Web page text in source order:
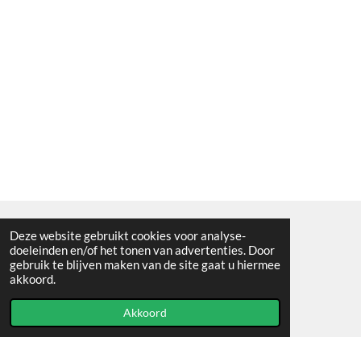
Deze website gebruikt cookies voor analyse-
doeleinden en/of het tonen van advertenties. Door
gebruik te blijven maken van de site gaat u hiermee
akkoord.
Akkoord
Algemene voorwaarden
© 2021 - RC en mineralenshop Het vlinderpad